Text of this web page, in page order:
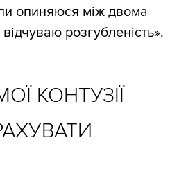
опиняюся між двома
розгубленість».
КОНТУЗІЇ